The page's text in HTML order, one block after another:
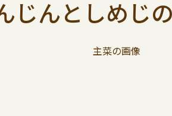
じんとしめじ